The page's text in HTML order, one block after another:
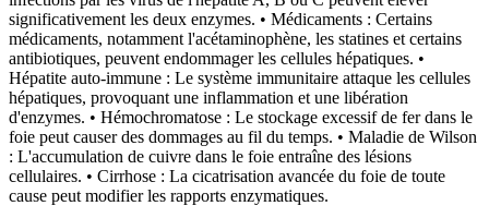
significativement les deux enzymes. • Médicaments : Certains
médicaments, notamment l'acétaminophène, les statines et certains
antibiotiques, peuvent endommager les cellules hépatiques. •
Hépatite auto-immune : Le système immunitaire attaque les cellules
hépatiques, provoquant une inflammation et une libération
d'enzymes. • Hémochromatose : Le stockage excessif de fer dans le
foie peut causer des dommages au fil du temps. • Maladie de Wilson
: L'accumulation de cuivre dans le foie entraîne des lésions
cellulaires. • Cirrhose : La cicatrisation avancée du foie de toute
cause peut modifier les rapports enzymatiques.